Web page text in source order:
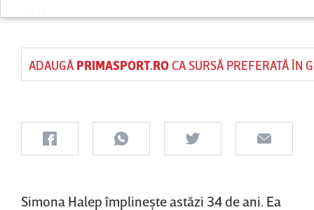
ADAUGĂ PRIMASPORT.ROCA SURSĂ PREFERATĂ ÎN
Simona Halep împlineşte astăzi 34 de ani. Ea